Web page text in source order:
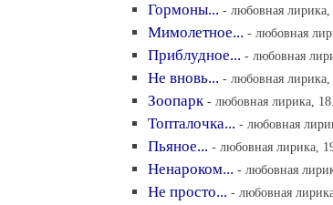
Гормоны... - любовная
Мимолетное... - любовная
Приблудное... - любовная
Не вновь... - любовная
Зоопарк - любовная лирика,
Топталочка... - любовная
Пьяное... - любовная лирика,
Ненароком... - любовная
Не просто... - любовная